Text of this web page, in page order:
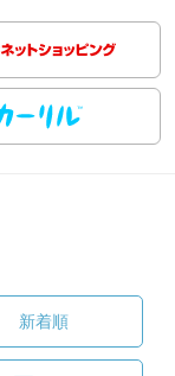
新着順